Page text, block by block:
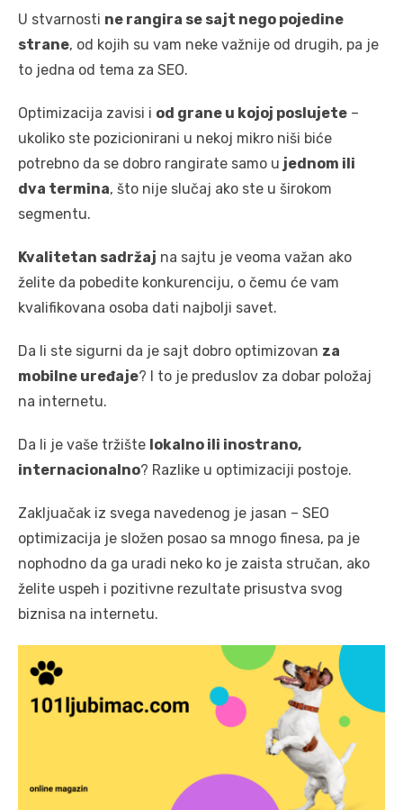
U stvarnosti ne rangira se sajt nego pojedine
strane, od kojih su vam neke važnije od drugih, pa je
to jedna od tema za SEO.
Optimizacija zavisi i od grane u kojoj poslujete –
ukoliko ste pozicionirani u nekoj mikro niši biće
potrebno da se dobro rangirate samo u jednom ili
dva termina, što nije slučaj ako ste u širokom
segmentu.
Kvalitetan sadržaj na sajtu je veoma važan ako
želite da pobedite konkurenciju, o čemu će vam
kvalifikovana osoba dati najbolji savet.
Da li ste sigurni da je sajt dobro optimizovan za
mobilne uređaje? I to je preduslov za dobar položaj
na internetu.
Da li je vaše tržište lokalno ili inostrano,
internacionalno? Razlike u optimizaciji postoje.
Zakljuačak iz svega navedenog je jasan – SEO
optimizacija je složen posao sa mnogo finesa, pa je
nophodno da ga uradi neko ko je zaista stručan, ako
želite uspeh i pozitivne rezultate prisustva svog
biznisa na internetu.